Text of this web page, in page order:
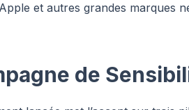
et autres grandes marques
de